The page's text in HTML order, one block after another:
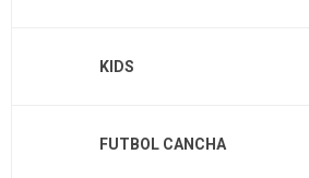
KIDS
FUTBOL CANCHA